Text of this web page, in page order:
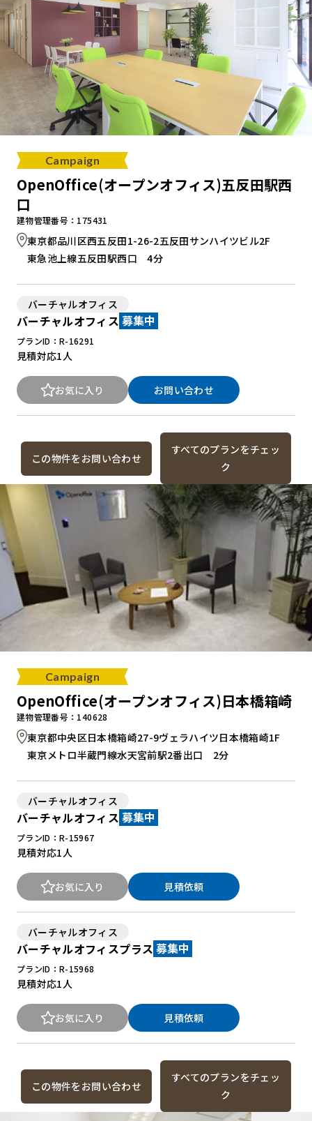
Campaign
OpenOffice(オープンオフィス)五反田駅西
口
建物管理番号：175431
東京都品川区西五反田1-26-2五反田サンハイツビル2F
東急池上線五反田駅西口 4分
バーチャルオフィス
バーチャルオフィス 募集中
プランID：R-16291
見積対応1人
お気に入り お問い合わせ
この物件をお問い合わせ
すべてのプランをチェッ
ク
Campaign
OpenOffice(オープンオフィス)日本橋箱崎
建物管理番号：140628
東京都中央区日本橋箱崎27-9ヴェラハイツ日本橋箱崎1F
東京メトロ半蔵門線水天宮前駅2番出口 2分
バーチャルオフィス
バーチャルオフィス 募集中
プランID：R-15967
見積対応1人
お気に入り 見積依頼
バーチャルオフィス
バーチャルオフィスプラス 募集中
プランID：R-15968
見積対応1人
お気に入り 見積依頼
この物件をお問い合わせ
すべてのプランをチェッ
ク